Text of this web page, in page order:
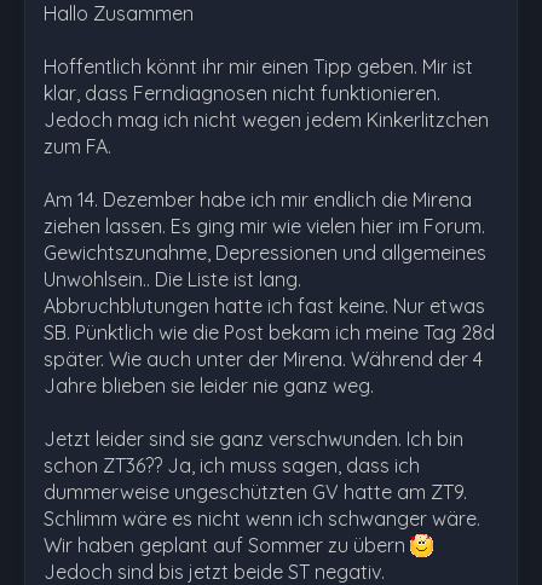
Hallo Zusammen
Hoffentlich könnt ihr mir einen Tipp geben. Mir ist
klar, dass Ferndiagnosen nicht funktionieren.
Jedoch mag ich nicht wegen jedem Kinkerlitzchen
zum FA.
Am 14. Dezember habe ich mir endlich die Mirena
ziehen lassen. Es ging mir wie vielen hier im Forum.
Gewichtszunahme, Depressionen und allgemeines
Unwohlsein.. Die Liste ist lang.
Abbruchblutungen hatte ich fast keine. Nur etwas
SB. Pünktlich wie die Post bekam ich meine Tag 28d
später. Wie auch unter der Mirena. Während der 4
Jahre blieben sie leider nie ganz weg.
Jetzt leider sind sie ganz verschwunden. Ich bin
schon ZT36?? Ja, ich muss sagen, dass ich
dummerweise ungeschützten GV hatte am ZT9.
Schlimm wäre es nicht wenn ich schwanger wäre.
Wir haben geplant auf Sommer zu übern
Jedoch sind bis jetzt beide ST negativ.